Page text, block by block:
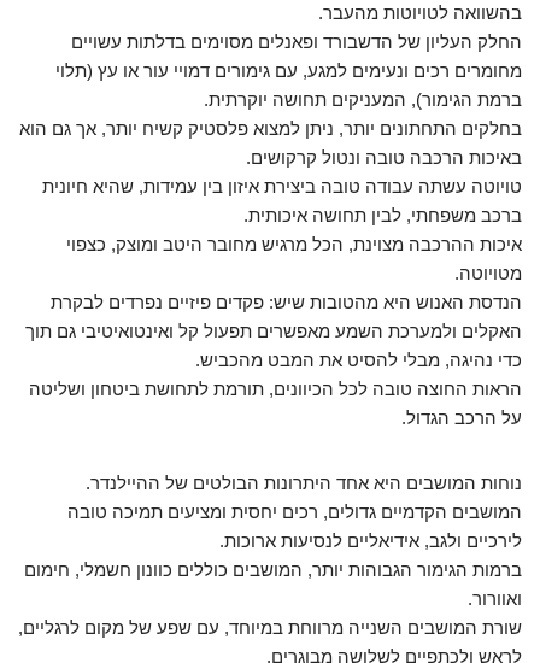
בהשוואה לטויוטות מהעבר.
החלק העליון של הדשבורד ופאנלים מסוימים בדלתות עשויים
מחומרים רכים ונעימים למגע, עם גימורים דמויי עור או עץ (תלוי
ברמת הגימור), המעניקים תחושה יוקרתית.
בחלקים התחתונים יותר, ניתן למצוא פלסטיק קשיח יותר, אך גם הוא
באיכות הרכבה טובה ונטול קרקושים.
טויוטה עשתה עבודה טובה ביצירת איזון בין עמידות, שהיא חיונית
ברכב משפחתי, לבין תחושה איכותית.
איכות ההרכבה מצוינת, הכל מרגיש מחובר היטב ומוצק, כצפוי
מטויוטה.
הנדסת האנוש היא מהטובות שיש: פקדים פיזיים נפרדים לבקרת
האקלים ולמערכת השמע מאפשרים תפעול קל ואינטואיטיבי גם תוך
כדי נהיגה, מבלי להסיט את המבט מהכביש.
הראות החוצה טובה לכל הכיוונים, תורמת לתחושת ביטחון ושליטה
על הרכב הגדול.
נוחות המושבים היא אחד היתרונות הבולטים של ההיילנדר.
המושבים הקדמיים גדולים, רכים יחסית ומציעים תמיכה טובה
לירכיים ולגב, אידיאליים לנסיעות ארוכות.
ברמות הגימור הגבוהות יותר, המושבים כוללים כוונון חשמלי, חימום
ואוורור.
שורת המושבים השנייה מרווחת במיוחד, עם שפע של מקום לרגליים,
לראש ולכתפיים לשלושה מבוגרים.